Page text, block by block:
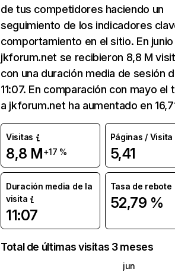
de tus competidores haciendo un
seguimiento de los indicadores
comportamiento en el sitio. En junio
jkforum.net se recibieron 8,8 M
con una duración media de sesión
11:07. En comparación con mayo el
a jkforum.net ha aumentado en
Visitas
8,8 M+17 %
Páginas / Visita
5,41
Duración media de la
visita
11:07
Tasa de rebote
52,79 %
Total de últimas visitas 3 meses
jun